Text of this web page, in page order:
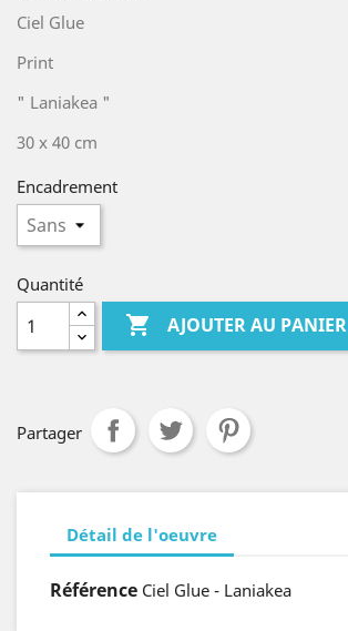
Ciel Glue
Print
" Laniakea "
30 x 40 cm
Encadrement
Quantité
 AJOUTER AU PANIER
Partager
Détail de l'oeuvre
Référence Ciel Glue - Laniakea